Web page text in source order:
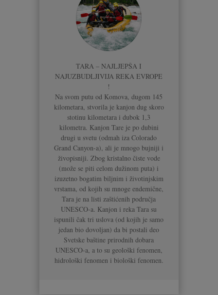
TARA – NAJLJEPŠA I
NAJUZBUDLJIVIJA REKA EVROPE
!
Na svom putu od Komova, dugom 145
kilometara, stvorila je kanjon dug skoro
stotinu kilometara i dubok 1,3
kilometra. Kanjon Tare je po dubini
drugi u svetu (odmah iza Colorado
Grand Canyon-a), ali je mnogo bujniji i
živopisniji. Zbog kristalno čiste vode
(može se piti celom dužinom puta) i
izuzetno bogatim biljnim i životinjskim
vrstama, od kojih su mnoge endemične,
Tara je na listi zaštićenih područja
UNESCO-a. Kanjon i reka Tara su
ispunili čak tri uslova (od kojih je samo
jedan bio dovoljan) da bi postali deo
Svetske baštine prirodnih dobara
UNESCO-a, a to su geološki fenomen,
hidrološki fenomen i biološki fenomen.